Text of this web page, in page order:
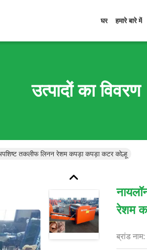
घर हमारे बारे में
उत्पादों का विवरण
तकलीफ लिनन रेशम कपड़ा कपड़ा कटर कोल्हू
रेशम
ब्रांड नाम: